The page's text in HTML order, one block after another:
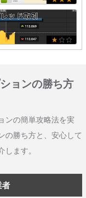
ョンの勝ち方
ンの簡単攻略法を実
の勝ち方と、安心して
ます。
者